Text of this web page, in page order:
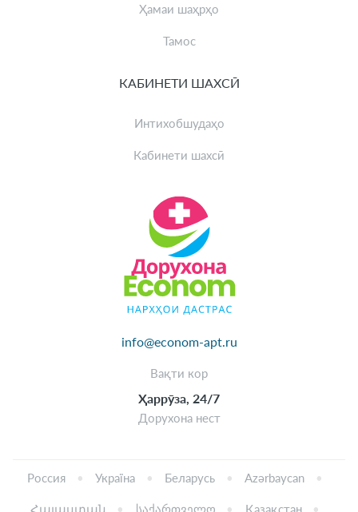
info@econom-apt.ru
Вақти кор
Ҳаррӯза, 24/7
Дорухона нест
Ҳамаи шаҳрҳо
Тамос
КАБИНЕТИ ШАХСӢ
Интихобшудаҳо
Кабинети шахсӣ
Россия Україна Беларусь Azərbaycan
Հայաստան საქართველო Қазақстан